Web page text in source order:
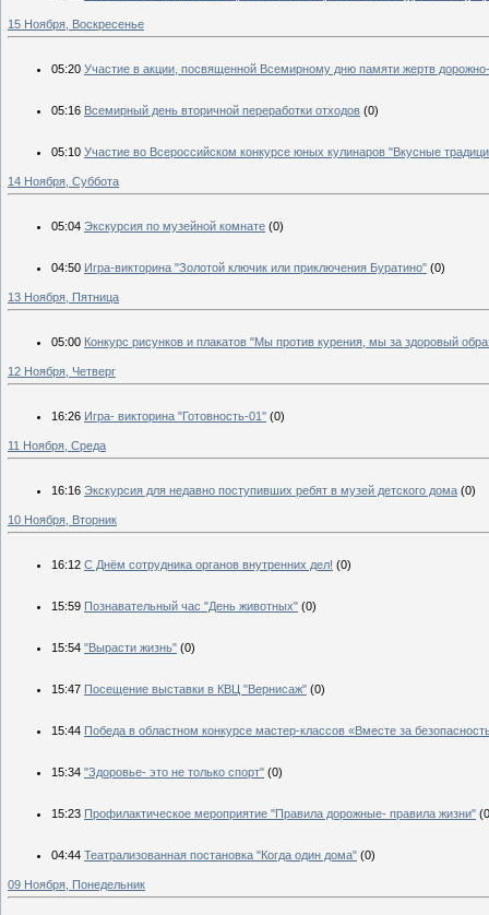
15 Ноября, Воскресенье
05:20 Участие в акции, посвященной Всемирному дню памяти жертв
05:16 Всемирный день вторичной переработки отходов (0)
05:10 Участие во Всероссийском конкурсе юных кулинаров "Вкусные
14 Ноября, Суббота
05:04 Экскурсия по музейной комнате (0)
04:50 Игра-викторина "Золотой ключик или приключения Буратино" (0)
13 Ноября, Пятница
05:00 Конкурс рисунков и плакатов "Мы против курения, мы за здоровый
12 Ноября, Четверг
16:26 Игра- викторина "Готовность-01'' (0)
11 Ноября, Среда
16:16 Экскурсия для недавно поступивших ребят в музей детского дома (0)
10 Ноября, Вторник
16:12 С Днём сотрудника органов внутренних дел! (0)
15:59 Познавательный час "День животных" (0)
15:54 "Вырасти жизнь" (0)
15:47 Посещение выставки в КВЦ "Вернисаж" (0)
15:44 Победа в областном конкурсе мастер-классов «Вместе за
15:34 "Здоровье- это не только спорт" (0)
15:23 Профилактическое мероприятие "Правила дорожные- правила жизни"
04:44 Театрализованная постановка "Когда один дома" (0)
09 Ноября, Понедельник